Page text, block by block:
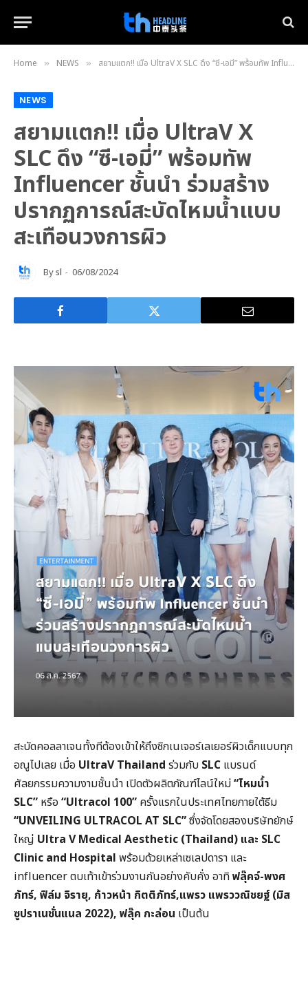
Home » NEWS » สยามแตก!! เมื่อ UltraV X SLC ดึง “ซี-เอมี่” พร้อมทัพ Influencer ชั้นนำ ร่วมสร้างปรากฏการณ์สะบัดไหมน้ำแบบสะเทือนวงการผิว
NEWS
สยามแตก!! เมื่อ UltraV X
SLC ดึง “ซี-เอมี่” พร้อมทัพ
Influencer ชั้นนำ ร่วมสร้าง
ปรากฏการณ์สะบัดไหมน้ำแบบ
สะเทือนวงการผิว
Bysl 06/08/2024
สะบัดคอลลาเจนทั้งทีต้องเข้าให้ถึงซิกเนเจอร์เลเยอร์ผิวเด็กแบบทุก
อณูไปเลย เมื่อ UltraV Thailand ร่วมกับ SLC แบรนด์
ศัลยกรรมความงามชั้นนำ เปิดตัวผลิตภัณฑ์ไลน์ใหม่“ไหมน้ำ
SLC” หรือ “Ultracol 100” ครั้งแรกในประเทศไทยภายใต้ธีม
“UNVEILING ULTRACOL AT SLC”ซึ่งจัดโดยสองบริษัทยักษ์
ใหญ่ Ultra V Medical Aesthetic (Thailand) และ SLC
Clinic and Hospital พร้อมด้วยเหล่าเซเลปดารา และ
influencer ตบเท้าเข้าร่วมงานกันอย่างคับคั่ง อาทิฟลุ๊คจ์-พงศ
ภัทร์, ฟิล์ม จิรายุ, ก้าวหน้า กิตติภัทร์,แพรว แพรววณิชยฐ์ (มิส
ซูปราเนชั่นแนล 2022), ฟลุ๊ค กะล่อน เป็นต้น